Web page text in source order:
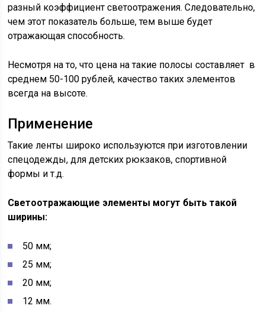
разный коэффициент светоотражения. Следовательно,
чем этот показатель больше, тем выше будет
отражающая способность.
Несмотря на то, что цена на такие полосы составляет в
среднем 50-100 рублей, качество таких элементов
всегда на высоте.
Применение
Такие ленты широко используются при изготовлении
спецодежды, для детских рюкзаков, спортивной
формы и т.д.
Светоотражающие элементы могут быть такой
ширины:
50 мм;
25 мм;
20 мм;
12 мм.